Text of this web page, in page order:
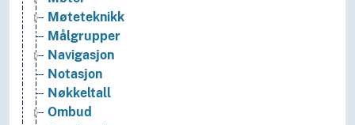
Møteteknikk
Målgrupper
Navigasjon
Notasjon
Nøkkeltall
Ombud